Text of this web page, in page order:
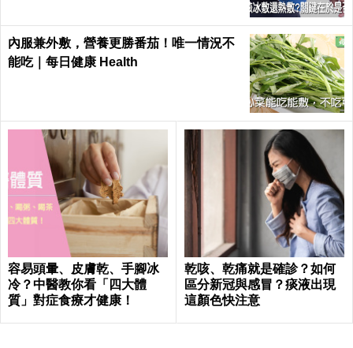
內服兼外敷，營養更勝番茄！唯一情況不
能吃｜每日健康 Health
容易頭暈、皮膚乾、手腳冰
冷？中醫教你看「四大體
質」對症食療才健康！
乾咳、乾痛就是確診？如何
區分新冠與感冒？痰液出現
這顏色快注意